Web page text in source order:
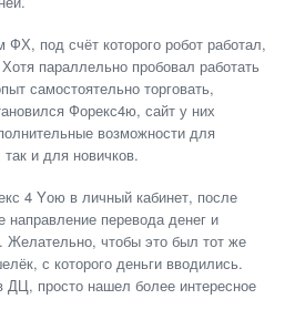
под счёт которого робот работал,
параллельно пробовал работать
самостоятельно торговать,
Форекс4ю, сайт у них
возможности для
и для новичков.
4 Yою в личный кабинет, после
направление перевода денег и
Желательно, чтобы это был тот же
с которого деньги вводились.
ДЦ, просто нашел более интересное